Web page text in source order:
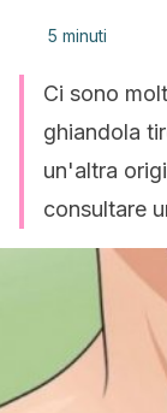
5 minuti
Ci sono
ghiandola
un'altra
consultare